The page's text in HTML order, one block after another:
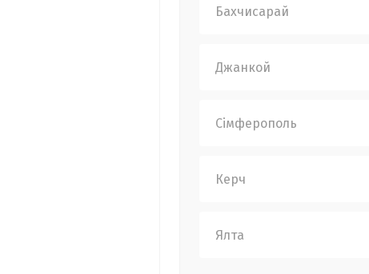
Бахчисарай
Джанкой
Сімферополь
Керч
Ялта